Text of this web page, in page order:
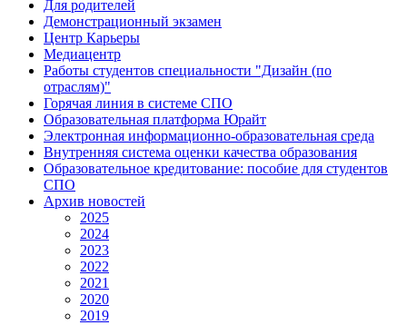
Для родителей
Демонстрационный экзамен
Центр Карьеры
Медиацентр
Работы студентов специальности "Дизайн (по
отраслям)"
Горячая линия в системе СПО
Образовательная платформа Юрайт
Электронная информационно-образовательная среда
Внутренняя система оценки качества образования
Образовательное кредитование: пособие для студентов
СПО
Архив новостей
2025
2024
2023
2022
2021
2020
2019